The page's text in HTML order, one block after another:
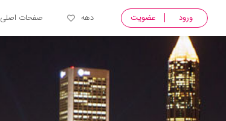
ورود عضویت دهه صفحات اصلی